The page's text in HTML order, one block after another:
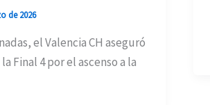
de 2026
el Valencia CH aseguró
Final 4 por el ascenso a la